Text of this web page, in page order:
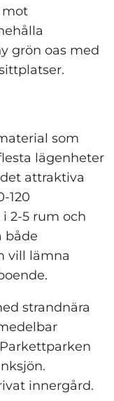
mot
grön oas med
som
lägenheter
attraktiva
120
2-5 rum och
både
vill lämna
strandnära
innergård.